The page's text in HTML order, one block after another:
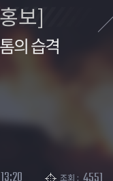
보]
의 습격
조회 :